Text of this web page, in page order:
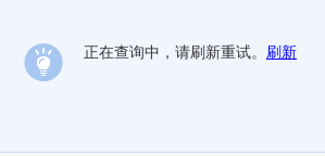
正在查询中，请刷新重试。 刷新